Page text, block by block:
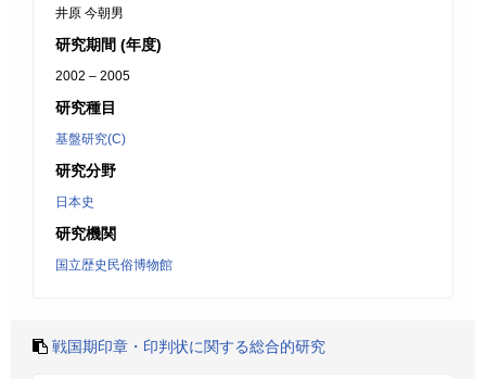
井原 今朝男
研究期間 (年度)
2002 – 2005
研究種目
基盤研究(C)
研究分野
日本史
研究機関
国立歴史民俗博物館
戦国期印章・印判状に関する総合的研究